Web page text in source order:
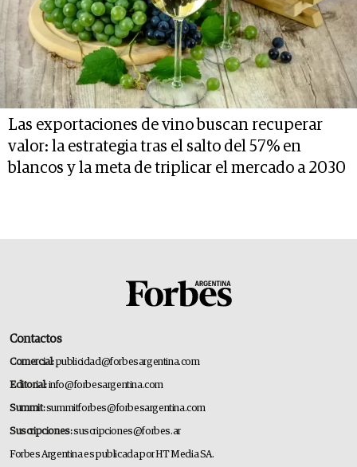
Las exportaciones de vino buscan recuperar
valor: la estrategia tras el salto del 57% en
blancos y la meta de triplicar el mercado a 2030
Contactos
Comercial:publicidad@forbesargentina.com
Editorial:info@forbesargentina.com
Summit:summitforbes@forbesargentina.com
Suscripciones:suscripciones@forbes.ar
Forbes Argentina es publicada por HT Media SA.